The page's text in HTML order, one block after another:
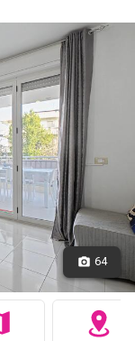
64